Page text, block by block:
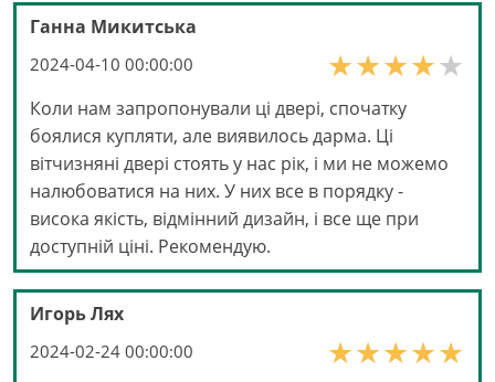
Ганна Микитська
2024-04-10 00:00:00
Коли нам запропонували ці двері, спочатку
боялися купляти, але виявилось дарма. Ці
вітчизняні двері стоять у нас рік, і ми не можемо
налюбоватися на них. У них все в порядку -
висока якість, відмінний дизайн, і все ще при
доступній ціні. Рекомендую.
Игорь Лях
2024-02-24 00:00:00